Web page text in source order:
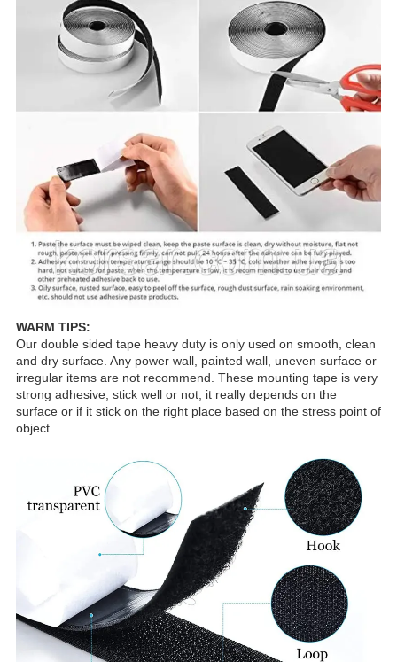
WARM TIPS:
Our double sided tape heavy duty is only used on smooth, clean
and dry surface. Any power wall, painted wall, uneven surface or
irregular items are not recommend. These mounting tape is very
strong adhesive, stick well or not, it really depends on the
surface or if it stick on the right place based on the stress point of
object